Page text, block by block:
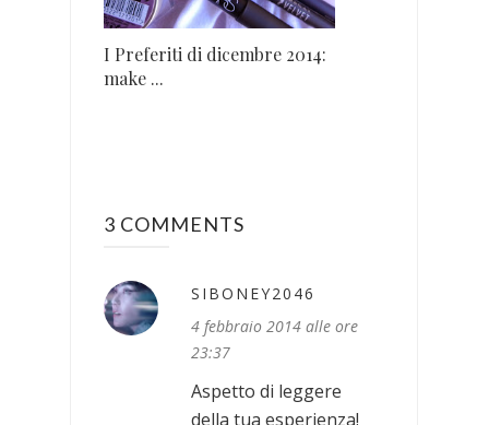
I Preferiti di dicembre 2014:
make ...
3 COMMENTS
SIBONEY2046
4 febbraio 2014 alle ore
23:37
Aspetto di leggere
della tua esperienza!